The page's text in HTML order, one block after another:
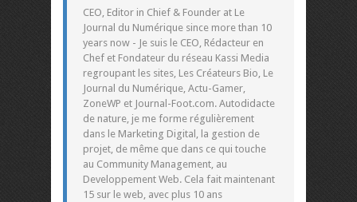
CEO, Editor in Chief & Founder at Le
Journal du Numérique since more than 10
years now - Je suis le CEO, Rédacteur en
Chef et Fondateur du réseau Kassi Media
regroupant les sites, Les Créateurs Bio, Le
Journal du Numérique, Actu-Gamer,
ZoneWP et Journal-Foot.com. Autodidacte
de nature, je me forme régulièrement
dans le Marketing Digital, la gestion de
projet, de même que dans ce qui touche
au Community Management, au
Developpement Web. Cela fait maintenant
15 sur le web, avec plus 10 ans